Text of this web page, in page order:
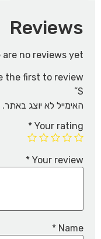
Reviews
are no reviews yet.
S”
האימייל לא יוצג באתר.
Your rating
*
Your review
*
Name
*